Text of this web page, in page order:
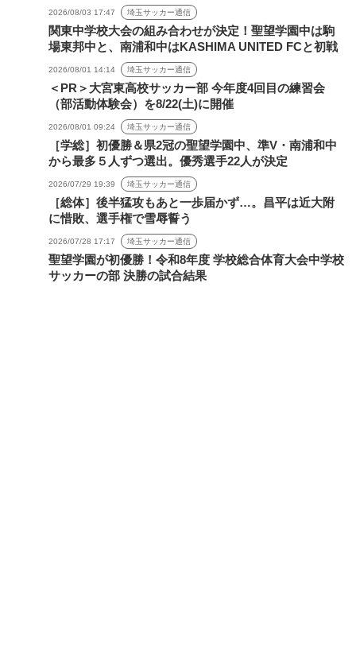
2026/08/03 17:47 埼玉サッカー通信
関東中学校大会の組み合わせが決定！聖望学園中は駒
場東邦中と、南浦和中はKASHIMA UNITED FCと初戦
2026/08/01 14:14 埼玉サッカー通信
＜PR＞大宮東高校サッカー部 今年度4回目の練習会
（部活動体験会）を8/22(土)に開催
2026/08/01 09:24 埼玉サッカー通信
［学総］初優勝＆県2冠の聖望学園中、準V・南浦和中
から最多５人ずつ選出。優秀選手22人が決定
2026/07/29 19:39 埼玉サッカー通信
［総体］後半猛攻もあと一歩届かず…。昌平は近大附
に惜敗、選手権で雪辱誓う
2026/07/28 17:17 埼玉サッカー通信
聖望学園が初優勝！令和8年度 学校総合体育大会中学校
サッカーの部 決勝の試合結果